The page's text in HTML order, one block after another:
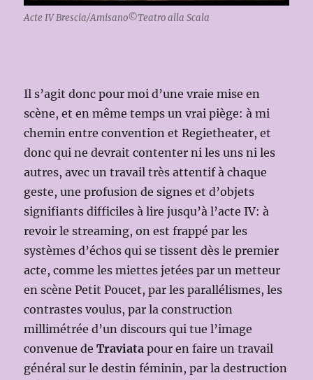
Acte IV Brescia/Amisano©Teatro alla Scala
Il s’agit donc pour moi d’une vraie mise en
scène, et en même temps un vrai piège: à mi
chemin entre convention et Regietheater, et
donc qui ne devrait contenter ni les uns ni les
autres, avec un travail très attentif à chaque
geste, une profusion de signes et d’objets
signifiants difficiles à lire jusqu’à l’acte IV: à
revoir le streaming, on est frappé par les
systèmes d’échos qui se tissent dès le premier
acte, comme les miettes jetées par un metteur
en scène Petit Poucet, par les parallélismes, les
contrastes voulus, par la construction
millimétrée d’un discours qui tue l’image
convenue deTraviata pour en faire un travail
général sur le destin féminin, par la destruction